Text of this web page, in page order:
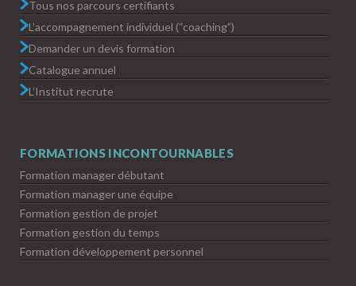
Tous nos parcours certifiants
L’accompagnement individuel (“coaching”)
Demander un devis formation
Catalogue annuel
L’Institut recrute
FORMATIONS INCONTOURNABLES
Formation manager débutant
Formation manager une équipe
Formation gestion de projet
Formation gestion du temps
Formation développement personnel